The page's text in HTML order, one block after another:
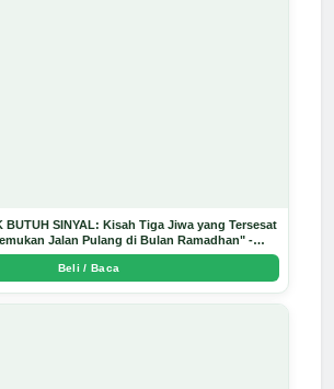
BUTUH SINYAL: Kisah Tiga Jiwa yang Tersesat
Jalan Pulang di Bulan Ramadhan" -
Beli / Baca